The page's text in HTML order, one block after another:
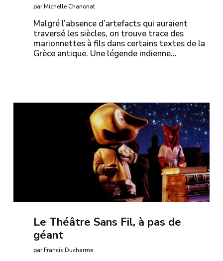
par Michelle Chanonat
Malgré l’absence d’artefacts qui auraient
traversé les siècles, on trouve trace des
marionnettes à fils dans certains textes de la
Grèce antique. Une légende indienne…
Le Théâtre Sans Fil, à pas de
géant
par Francis Ducharme